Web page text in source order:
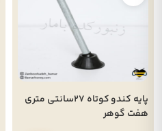
پایه کندو کوتاه 27سانتی متری
هفت گوهر